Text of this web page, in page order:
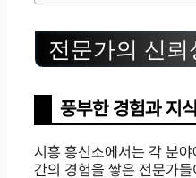
전문가의 신뢰
풍부한 경험과 지식
시흥 흥신소에서는 각 분야
간의 경험을 쌓은 전문가